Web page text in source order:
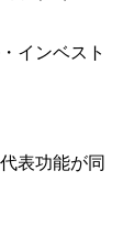
インベスト